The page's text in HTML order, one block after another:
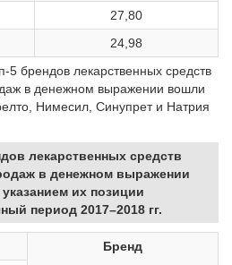
27,80
24,98
5 брендов лекарственных средств
в денежном выражении вошли
Нимесил, Синупрет и Натрия
лекарственных средств
в денежном выражении
указанием их позиции
период 2017–2018 гг.
Бренд